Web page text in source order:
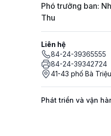
Phó trưởng ban:
Thu
Liên hệ
84-24-39365555
84-24-39342724
41-43 phố Bà
Phát triển và vận